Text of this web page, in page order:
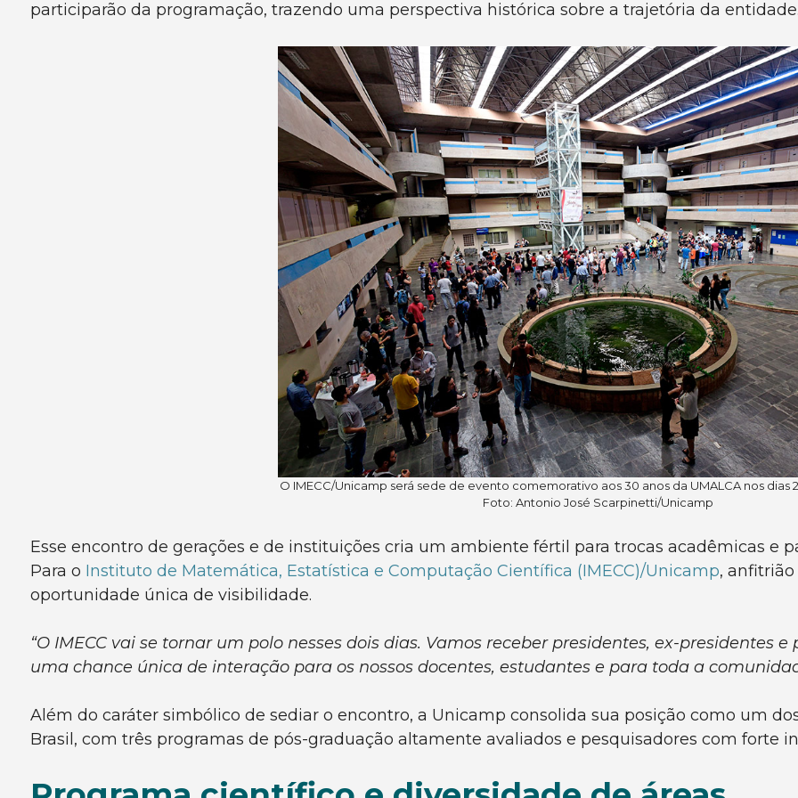
participarão da programação, trazendo uma perspectiva histórica sobre a trajetória da
O IMECC/Unicamp será sede de evento comemorativo aos 30 anos da UMALCA nos dias
Foto: Antonio José Scarpinetti/Unicamp
Esse encontro de gerações e de instituições cria um ambiente fértil para trocas acadêmicas e
Para o Instituto de Matemática, Estatística e Computação Científica (IMECC)/Unicamp,
oportunidade única de visibilidade.
“O IMECC vai se tornar um polo nesses dois dias. Vamos receber presidentes, ex-presidentes
uma chance única de interação para os nossos docentes, estudantes e para toda a
Além do caráter simbólico de sediar o encontro, a Unicamp consolida sua posição como um
Brasil, com três programas de pós-graduação altamente avaliados e pesquisadores com forte